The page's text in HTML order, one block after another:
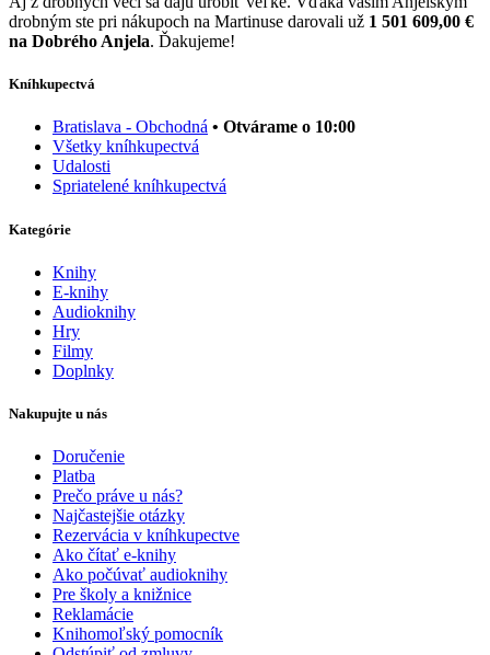
drobným ste pri nákupoch na Martinuse darovali už 1 501 609,00 €
na Dobrého Anjela. Ďakujeme!
Kníhkupectvá
Bratislava - Obchodná • Otvárame o 10:00
Všetky kníhkupectvá
Udalosti
Spriatelené kníhkupectvá
Kategórie
Knihy
E-knihy
Audioknihy
Hry
Filmy
Doplnky
Nakupujte u nás
Doručenie
Platba
Prečo práve u nás?
Najčastejšie otázky
Rezervácia v kníhkupectve
Ako čítať e-knihy
Ako počúvať audioknihy
Pre školy a knižnice
Reklamácie
Knihomoľský pomocník